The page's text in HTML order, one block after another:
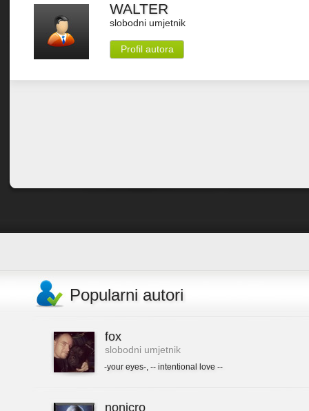
WALTER
slobodni umjetnik
Profil autora
Popularni autori
fox
slobodni umjetnik
-your eyes-, -- intentional love --
nonicro